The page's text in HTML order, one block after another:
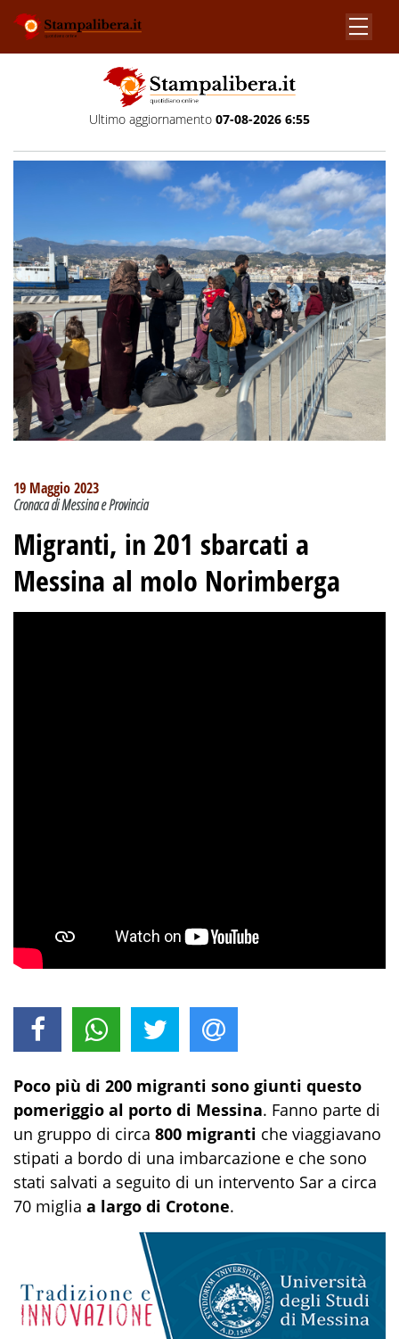
Ultimo aggiornamento 07-08-2026 6:55
19 Maggio 2023
Cronaca di Messina e Provincia
Migranti, in 201 sbarcati a
Messina al molo Norimberga
Poco più di 200 migranti sono giunti questo
pomeriggio al porto di Messina. Fanno parte di
un gruppo di circa 800 migranti che viaggiavano
stipati a bordo di una imbarcazione e che sono
stati salvati a seguito di un intervento Sar a circa
70 miglia a largo di Crotone.